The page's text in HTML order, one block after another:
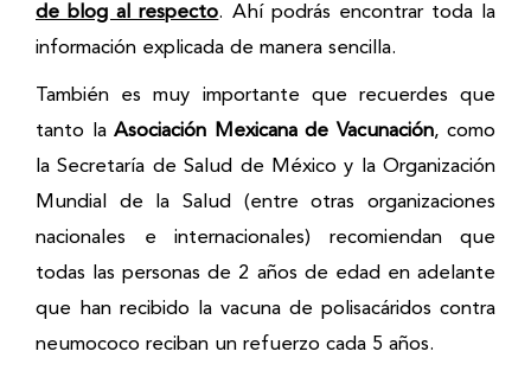
de blog al respecto. Ahí podrás encontrar toda la
información explicada de manera sencilla.
También es muy importante que recuerdes que
tanto la Asociación Mexicana de Vacunación, como
la Secretaría de Salud de México y la Organización
Mundial de la Salud (entre otras organizaciones
nacionales e internacionales) recomiendan que
todas las personas de 2 años de edad en adelante
que han recibido la vacuna de polisacáridos contra
neumococo reciban un refuerzo cada 5 años.